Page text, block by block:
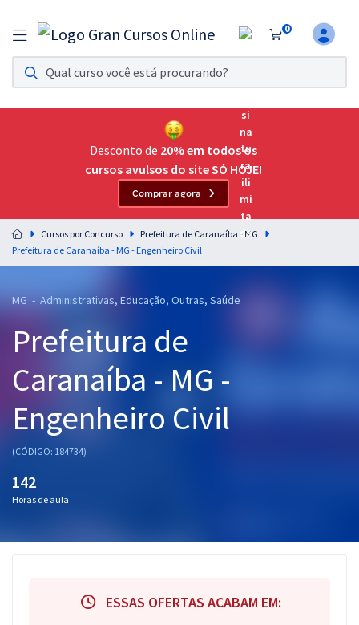
0
Assinatura Ilimitada 11
Acesso a todos os cursos. Teste grátis por 7 dias!
Assinatura OAB Até Passar
Acesso ilimitado a toda preparação para o Exame da
Residências Multiprofissionais
Preparação completa e intensiva para as principais
residências em saúde do Brasil
Cursos 20% OFF
Pós
Graduação
OAB
Mentorias
Desconto de 20% em todos os
cursos avulsos do site SÓ HOJE!
Comprar agora
Cursos por Concurso
Prefeitura de Caranaíba - MG
Prefeitura de Caranaíba - MG - Engenheiro Civil
MG - Administrativas, Educação, Outras, Saúde
Prefeitura de
Caranaíba - MG -
Engenheiro Civil
(CÓDIGO: 184734)
142
Horas de aula
ESSAS OFERTAS ACABAM EM: